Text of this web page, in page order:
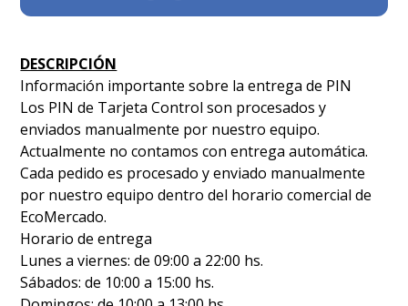
DESCRIPCIÓN
Información importante sobre la entrega de PIN
Los PIN de Tarjeta Control son procesados y
enviados manualmente por nuestro equipo.
Actualmente no contamos con entrega automática.
Cada pedido es procesado y enviado manualmente
por nuestro equipo dentro del horario comercial de
EcoMercado.
Horario de entrega
Lunes a viernes: de 09:00 a 22:00 hs.
Sábados: de 10:00 a 15:00 hs.